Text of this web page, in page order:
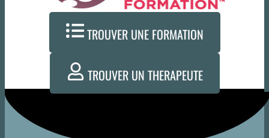
TROUVER UNE FORMATION
TROUVER UN THERAPEUTE